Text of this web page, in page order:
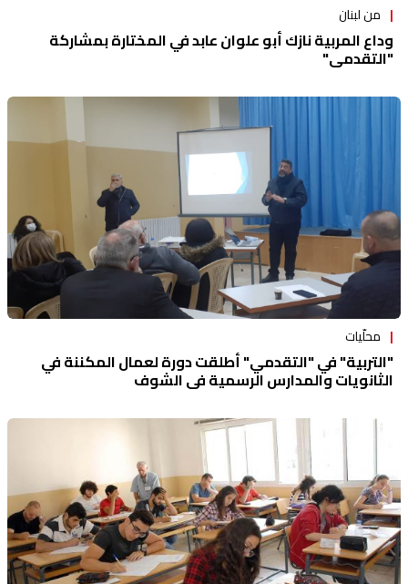
من لبنان
وداع المربية نازك أبو علوان عابد في المختارة بمشاركة
"التقدمي"
محلّيات
"التربية" في "التقدمي" أطلقت دورة لعمال المكننة في
الثانويات والمدارس الرسمية في الشوف